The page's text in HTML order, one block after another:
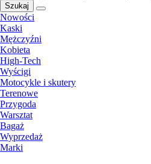
Szukaj
Nowości
Kaski
Mężczyźni
Kobieta
High-Tech
Wyścigi
Motocykle i skutery
Terenowe
Przygoda
Warsztat
Bagaż
Wyprzedaż
Marki